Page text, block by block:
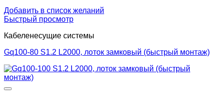
Добавить в список желаний
Быстрый просмотр
Кабеленесущие системы
Gq100-80 S1.2 L2000, лоток замковый (быстрый монтаж)